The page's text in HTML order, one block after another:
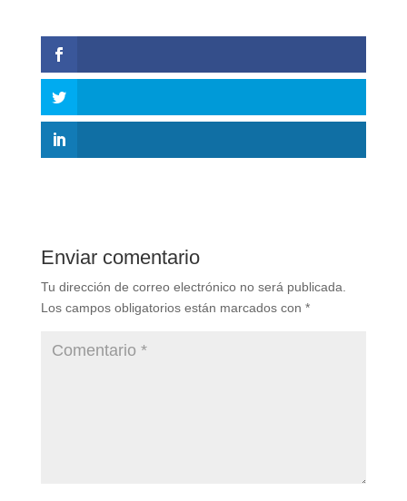
Enviar comentario
Tu dirección de correo electrónico no será publicada.
Los campos obligatorios están marcados con *